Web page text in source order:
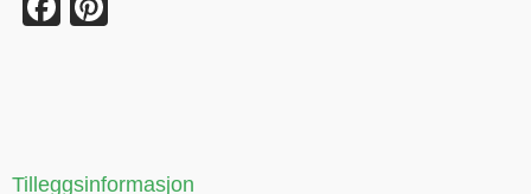
Tilleggsinformasjon